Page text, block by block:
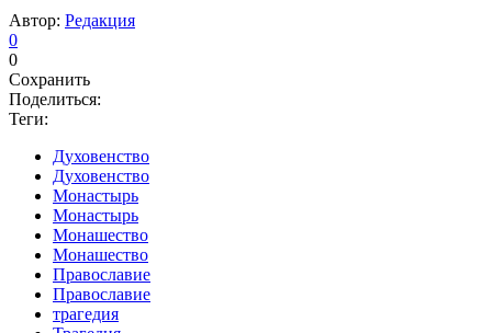
Автор: Редакция
0
0
Сохранить
Поделиться:
Теги:
Духовенство
Духовенство
Монастырь
Монастырь
Монашество
Монашество
Православие
Православие
трагедия